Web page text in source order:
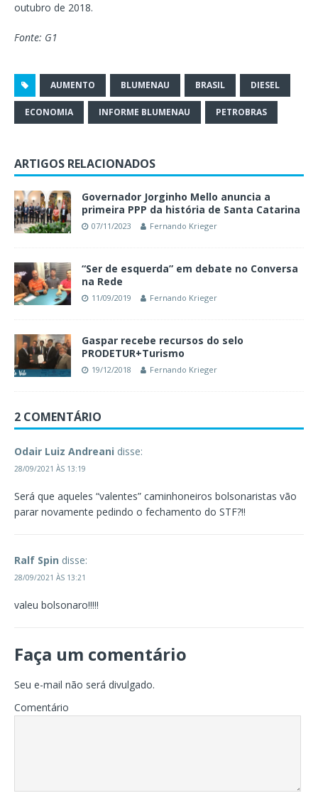
outubro de 2018.
Fonte: G1
AUMENTO BLUMENAU BRASIL DIESEL
ECONOMIA INFORME BLUMENAU PETROBRAS
ARTIGOS RELACIONADOS
Governador Jorginho Mello anuncia a
primeira PPP da história de Santa Catarina
07/11/2023 Fernando Krieger
“Ser de esquerda” em debate no Conversa
na Rede
11/09/2019 Fernando Krieger
Gaspar recebe recursos do selo
PRODETUR+Turismo
19/12/2018 Fernando Krieger
2 COMENTÁRIO
Odair Luiz Andreani disse:
28/09/2021 ÀS 13:19
Será que aqueles “valentes” caminhoneiros bolsonaristas vão
parar novamente pedindo o fechamento do STF?!!
Ralf Spin disse:
28/09/2021 ÀS 13:21
valeu bolsonaro!!!!!
Faça um comentário
Seu e-mail não será divulgado.
Comentário